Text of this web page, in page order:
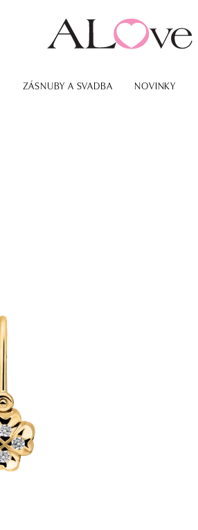
ZÁSNUBY A SVADBA NOVINKY